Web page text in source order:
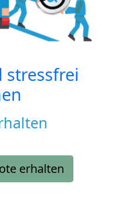
stressfrei
erhalten